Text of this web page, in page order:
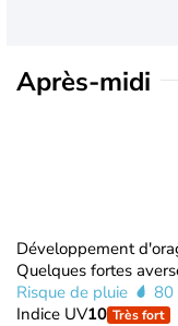
Après-midi
Développement
Quelques fortes
Risque de pluie
80
Indice UV10 Très fort